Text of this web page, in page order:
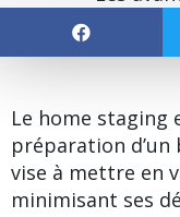
Le home staging
préparation
vise à mettre en
minimisant ses